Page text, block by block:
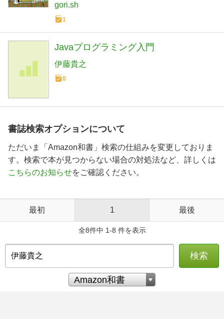
gori.sh
1
Javaプログラミング入門
伊藤貴之
0
書誌検索オプションについて
ただいま「Amazon和書」検索の仕組みを変更しておりま
す。検索で本が見つからない場合の対処法など、詳しくは
こちらのお知らせをご確認ください。
最初 1 最後
全8件中 1-8 件を表示
検索